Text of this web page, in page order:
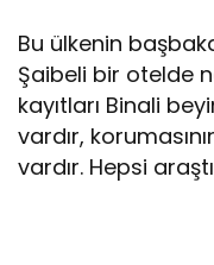
Bu ülkenin
Şaibeli bir otelde
kayıtları Binali
vardır,
vardır. Hepsi